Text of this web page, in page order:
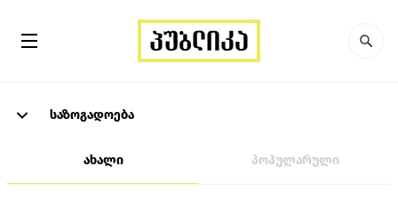
საზოგადოება
ახალი პოპულარული